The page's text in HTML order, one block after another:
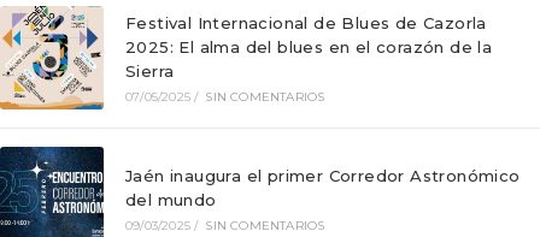
Festival Internacional de Blues de Cazorla
2025: El alma del blues en el corazón de la
Sierra
07/05/2025 / SIN COMENTARIOS
Jaén inaugura el primer Corredor Astronómico
del mundo
09/03/2025 / SIN COMENTARIOS